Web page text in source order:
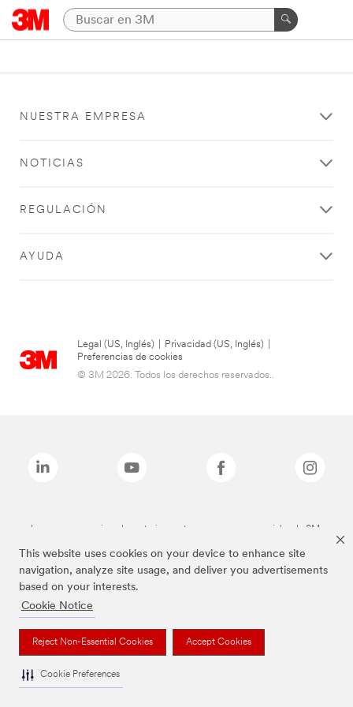
This website uses cookies on your device to enhance site
navigation, analyze site usage, and deliver you advertisements
based on your interests.
Cookie Notice
Reject Non-Essential Cookies Accept Cookies
Cookie Preferences
NUESTRA EMPRESA
NOTICIAS
REGULACIÓN
AYUDA
Legal (US, Inglés) Privacidad (US, Inglés)
Preferencias de cookies
© 3M 2026. Todos los derechos reservados..
Las marcas mencionadas anteriormente son marcas comerciales de 3M.